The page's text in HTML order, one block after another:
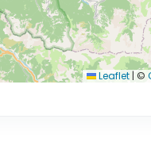
Leaflet | ©